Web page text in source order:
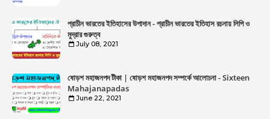
প্রাচীন ভারতের ইতিহাসের উপাদান - প্রাচীন ভারতের ইতিহাস রচনায় লিপি ও
মুদ্রার গুরুত্ব
July 08, 2021
ষোড়শ মহাজনপদ টীকা | ষোড়শ মহাজনপদ সম্পর্কে আলোচনা - Sixteen
Mahajanapadas
June 22, 2021